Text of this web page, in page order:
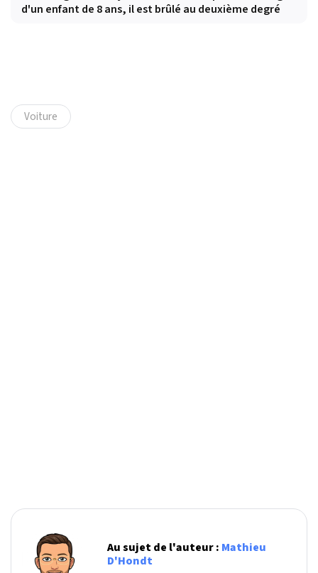
d'un enfant de 8 ans, il est brûlé au deuxième degré
Voiture
Au sujet de l'auteur : Mathieu
D'Hondt